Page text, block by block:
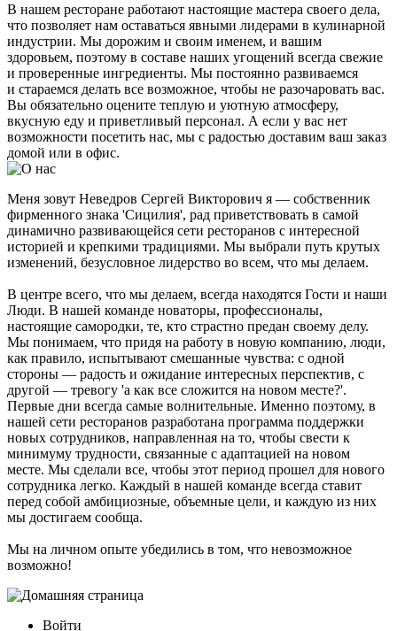
В нашем ресторане работают настоящие мастера своего дела,
что позволяет нам оставаться явными лидерами в кулинарной
индустрии. Мы дорожим и своим именем, и вашим
здоровьем, поэтому в составе наших угощений всегда свежие
и проверенные ингредиенты. Мы постоянно развиваемся
и стараемся делать все возможное, чтобы не разочаровать вас.
Вы обязательно оцените теплую и уютную атмосферу,
вкусную еду и приветливый персонал. А если у вас нет
возможности посетить нас, мы с радостью доставим ваш заказ
домой или в офис.
Меня зовут Неведров Сергей Викторович я — собственник
фирменного знака 'Сицилия', рад приветствовать в самой
динамично развивающейся сети ресторанов с интересной
историей и крепкими традициями. Мы выбрали путь крутых
изменений, безусловное лидерство во всем, что мы делаем.
В центре всего, что мы делаем, всегда находятся Гости и наши
Люди. В нашей команде новаторы, профессионалы,
настоящие самородки, те, кто страстно предан своему делу.
Мы понимаем, что придя на работу в новую компанию, люди,
как правило, испытывают смешанные чувства: с одной
стороны — радость и ожидание интересных перспектив, с
другой — тревогу 'а как все сложится на новом месте?'.
Первые дни всегда самые волнительные. Именно поэтому, в
нашей сети ресторанов разработана программа поддержки
новых сотрудников, направленная на то, чтобы свести к
минимуму трудности, связанные с адаптацией на новом
месте. Мы сделали все, чтобы этот период прошел для нового
сотрудника легко. Каждый в нашей команде всегда ставит
перед собой амбициозные, объемные цели, и каждую из них
мы достигаем сообща.
Мы на личном опыте убедились в том, что невозможное
возможно!
Войти